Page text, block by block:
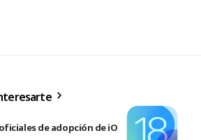
de adopción de iOS y iPadOS a